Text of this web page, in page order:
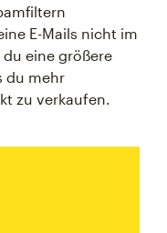
E-Mails nicht im
eine größere
du mehr
zu verkaufen.